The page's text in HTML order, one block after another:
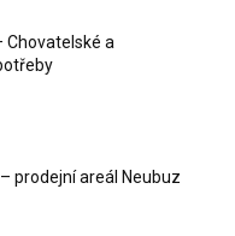
Chovatelské a
prodejní areál Neubuz